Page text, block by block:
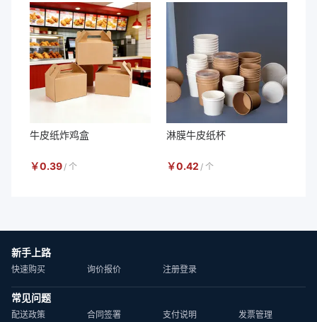
牛皮纸炸鸡盒
￥0.39/ 个
淋膜牛皮纸杯
￥0.42 / 个
新手上路
快速购买 询价报价 注册登录
常见问题
配送政策 合同签署 支付说明 发票管理